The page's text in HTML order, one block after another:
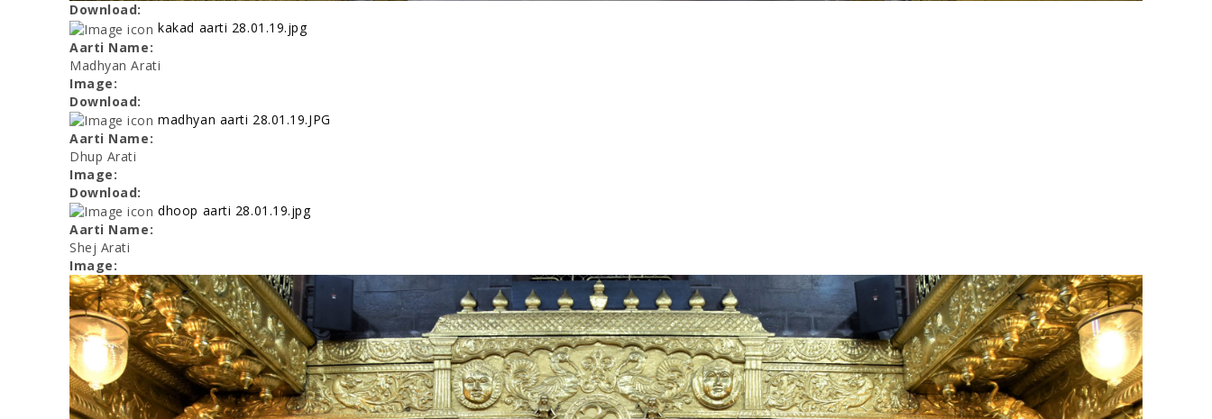
Download:
kakad aarti 28.01.19.jpg
Aarti Name:
Madhyan Arati
Image:
Download:
madhyan aarti 28.01.19.JPG
Aarti Name:
Dhup Arati
Image:
Download:
dhoop aarti 28.01.19.jpg
Aarti Name:
Shej Arati
Image: